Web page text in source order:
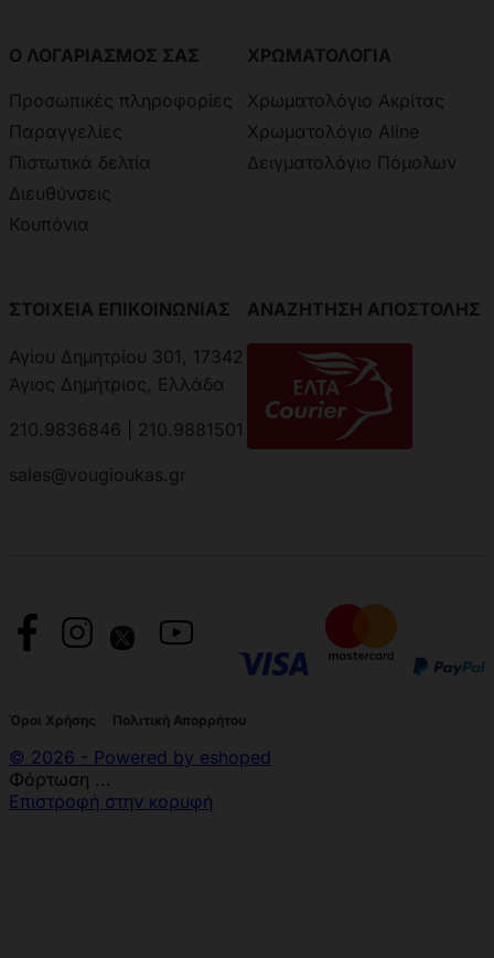
Ο ΛΟΓΑΡΙΑΣΜΟΣ ΣΑΣ
Προσωπικές πληροφορίες
Παραγγελίες
Πιστωτικά δελτία
Διευθύνσεις
Κουπόνια
ΧΡΩΜΑΤΟΛΟΓΙΑ
Χρωματολόγιο Ακρίτας
Χρωματολόγιο Aline
Δειγματολόγιο Πόμολων
ΣΤΟΙΧΕΙΑ ΕΠΙΚΟΙΝΩΝΙΑΣ
Αγίου Δημητρίου 301, 17342
Άγιος Δημήτριος, Ελλάδα
210.9836846 | 210.9881501
sales@vougioukas.gr
ΑΝΑΖΗΤΗΣΗ ΑΠΟΣΤΟΛΗΣ
Όροι Χρήσης Πολιτική Απορρήτου
© 2026 - Powered by eshoped
Φόρτωση ...
Επιστροφή στην κορυφή